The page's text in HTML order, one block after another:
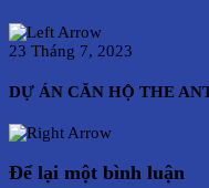
23 Tháng 7, 2023
DỰ ÁN CĂN HỘ THE
Để lại một bình luận